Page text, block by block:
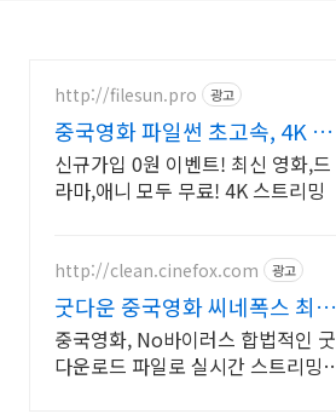
http://filesun.pro 광고
중국영화 파일썬 초고속, 4K 실
시간 보기!
신규가입 0원 이벤트! 최신 영화,드
라마,애니 모두 무료! 4K 스트리밍
http://clean.cinefox.com 광고
굿다운 중국영화 씨네폭스 최대
3만원+10%추가적립
중국영화, No바이러스 합법적인 굿
다운로드 파일로 실시간 스트리밍